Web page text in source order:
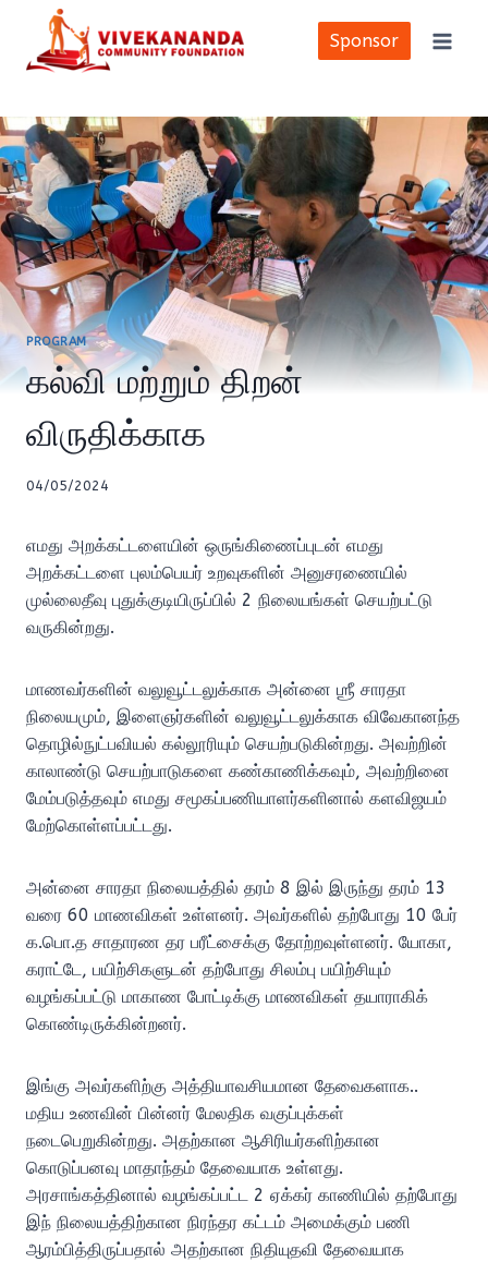
content
Sponsor
PROGRAM
கல்வி மற்றும் திறன்
விருதிக்காக
04/05/2024
எமது அறக்கட்டளையின் ஒருங்கிணைப்புடன் எமது
அறக்கட்டளை புலம்பெயர் உறவுகளின் அனுசரணையில்
முல்லைதீவு புதுக்குடியிருப்பில் 2 நிலையங்கள் செயற்பட்டு
வருகின்றது.
மாணவர்களின் வலுவூட்டலுக்காக அன்னை ஶ்ரீ சாரதா
நிலையமும், இளைஞர்களின் வலுவூட்டலுக்காக விவேகானந்த
தொழில்நுட்பவியல் கல்லூரியும் செயற்படுகின்றது. அவற்றின்
காலாண்டு செயற்பாடுகளை கண்காணிக்கவும், அவற்றினை
மேம்படுத்தவும் எமது சமூகப்பணியாளர்களினால் களவிஜயம்
மேற்கொள்ளப்பட்டது.
அன்னை சாரதா நிலையத்தில் தரம் 8 இல் இருந்து தரம் 13
வரை 60 மாணவிகள் உள்ளனர். அவர்களில் தற்போது 10 பேர்
க.பொ.த சாதாரண தர பரீட்சைக்கு தோற்றவுள்ளனர். யோகா,
கராட்டே, பயிற்சிகளுடன் தற்போது சிலம்பு பயிற்சியும்
வழங்கப்பட்டு மாகாண போட்டிக்கு மாணவிகள் தயாராகிக்
கொண்டிருக்கின்றனர்.
இங்கு அவர்களிற்கு அத்தியாவசியமான தேவைகளாக..
மதிய உணவின் பின்னர் மேலதிக வகுப்புக்கள்
நடைபெறுகின்றது. அதற்கான ஆசிரியர்களிற்கான
கொடுப்பனவு மாதாந்தம் தேவையாக உள்ளது.
அரசாங்கத்தினால் வழங்கப்பட்ட 2 ஏக்கர் காணியில் தற்போது
இந் நிலையத்திற்கான நிரந்தர கட்டம் அமைக்கும் பணி
ஆரம்பித்திருப்பதால் அதற்கான நிதியுதவி தேவையாக